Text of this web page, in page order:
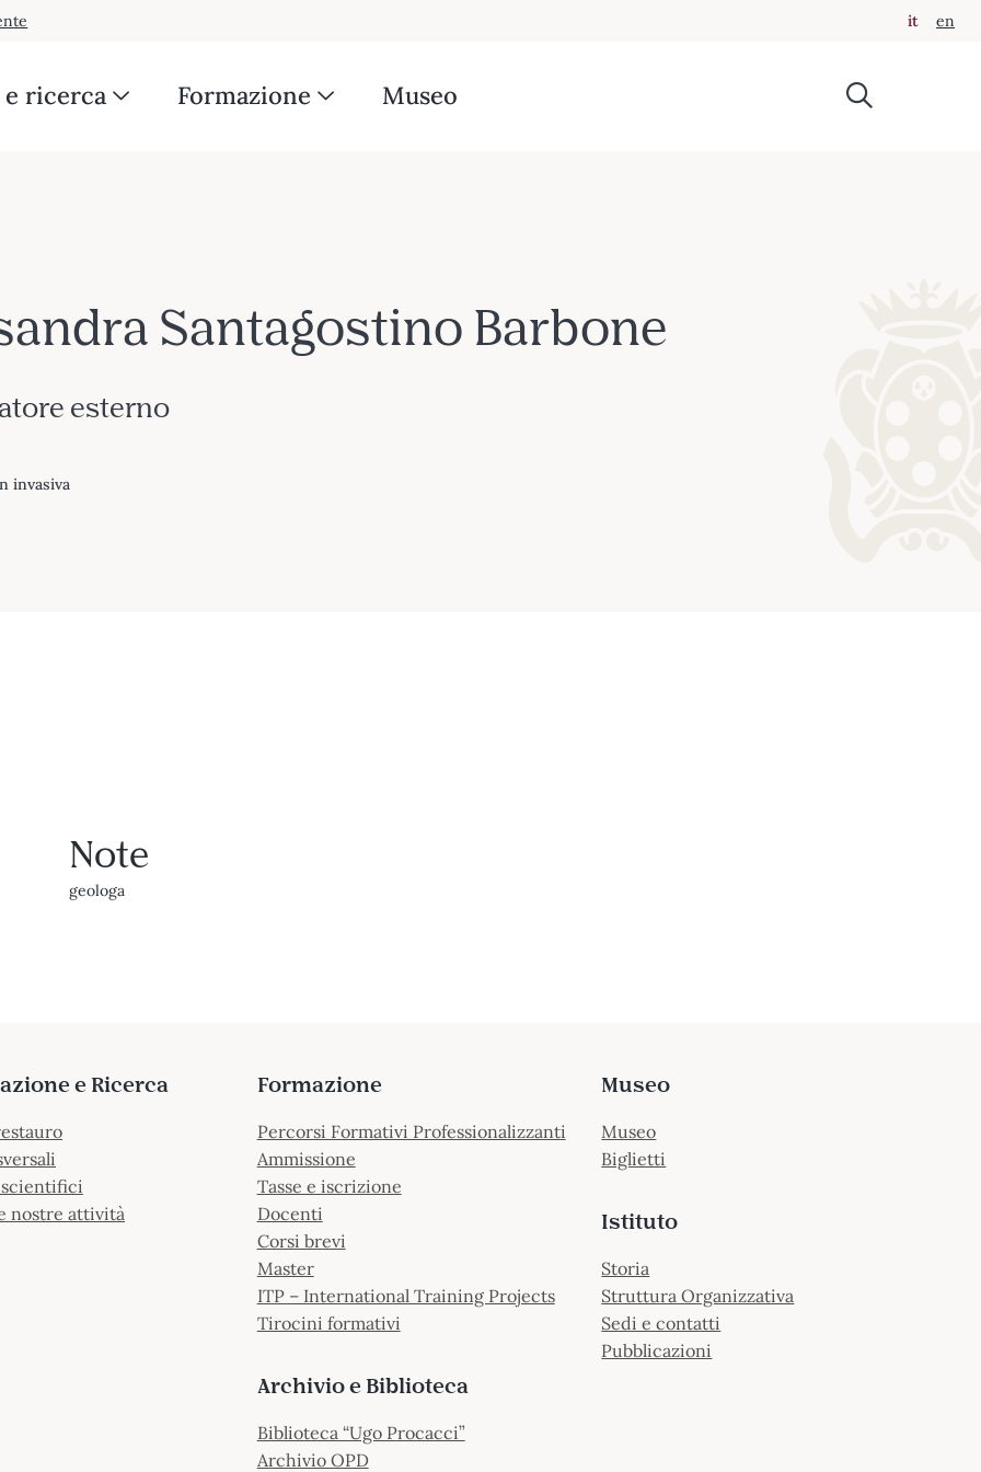
it en
e ricerca Formazione Museo
Santagostino Barbone
esterno
invasiva
Note
geologa
e Ricerca
nostre attività
Formazione
Percorsi Formativi Professionalizzanti
Ammissione
Tasse e iscrizione
Docenti
Corsi brevi
Master
ITP – International Training Projects
Tirocini formativi
Archivio e Biblioteca
Biblioteca “Ugo Procacci”
Archivio OPD
Museo
Museo
Biglietti
Istituto
Storia
Struttura Organizzativa
Sedi e contatti
Pubblicazioni